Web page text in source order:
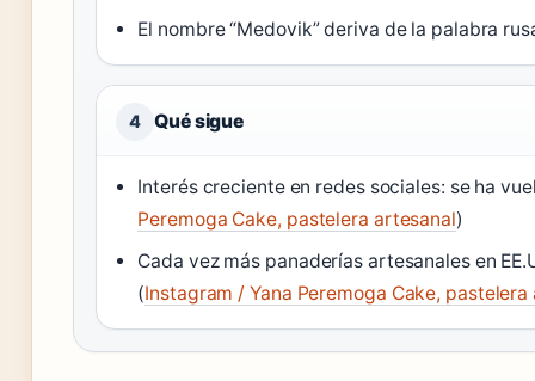
El nombre “Medovik” deriva de la palabra
4 Qué sigue
Interés creciente en redes sociales: se ha
Peremoga Cake, pastelera artesanal)
Cada vez más panaderías artesanales en
(Instagram / Yana Peremoga Cake,